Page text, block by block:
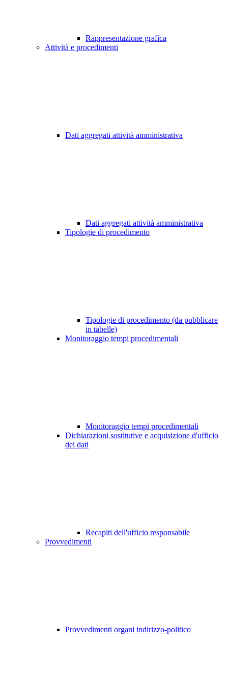
Rappresentazione grafica
Attività e procedimenti
Dati aggregati attività amministrativa
Dati aggregati attività amministrativa
Tipologie di procedimento
Tipologie di procedimento (da pubblicare
in tabelle)
Monitoraggio tempi procedimentali
Monitoraggio tempi procedimentali
Dichiarazioni sostitutive e acquisizione d'ufficio
dei dati
Recapiti dell'ufficio responsabile
Provvedimenti
Provvedimenti organi indirizzo-politico